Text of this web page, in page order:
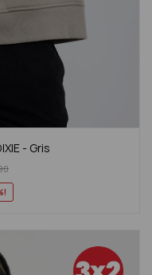
- Gris